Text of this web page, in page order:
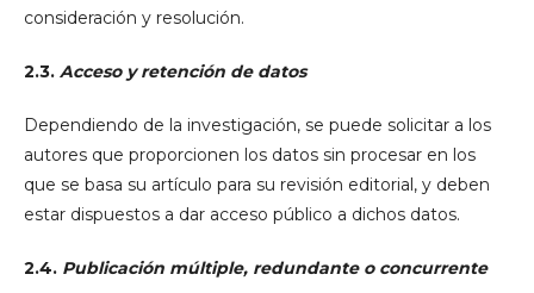
consideración y resolución.
2.3. Acceso y retención de datos
Dependiendo de la investigación, se puede solicitar a los
autores que proporcionen los datos sin procesar en los
que se basa su artículo para su revisión editorial, y deben
estar dispuestos a dar acceso público a dichos datos.
2.4. Publicación múltiple, redundante o concurrente